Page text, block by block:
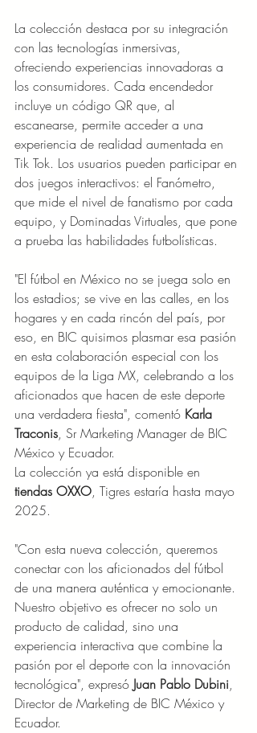
La colección destaca por su integración
con las tecnologías inmersivas,
ofreciendo experiencias innovadoras a
los consumidores. Cada encendedor
incluye un código QR que, al
escanearse, permite acceder a una
experiencia de realidad aumentada en
Tik Tok. Los usuarios pueden participar en
dos juegos interactivos: el Fanómetro,
que mide el nivel de fanatismo por cada
equipo, y Dominadas Virtuales, que pone
a prueba las habilidades futbolísticas.
"El fútbol en México no se juega solo en
los estadios; se vive en las calles, en los
hogares y en cada rincón del país, por
eso, en BIC quisimos plasmar esa pasión
en esta colaboración especial con los
equipos de la Liga MX, celebrando a los
aficionados que hacen de este deporte
una verdadera fiesta", comentó Karla
Traconis, Sr Marketing Manager de BIC
México y Ecuador.
La colección ya está disponible en
tiendas OXXO, Tigres estaría hasta mayo
2025.
"Con esta nueva colección, queremos
conectar con los aficionados del fútbol
de una manera auténtica y emocionante.
Nuestro objetivo es ofrecer no solo un
producto de calidad, sino una
experiencia interactiva que combine la
pasión por el deporte con la innovación
tecnológica", expresó Juan Pablo Dubini,
Director de Marketing de BIC México y
Ecuador.